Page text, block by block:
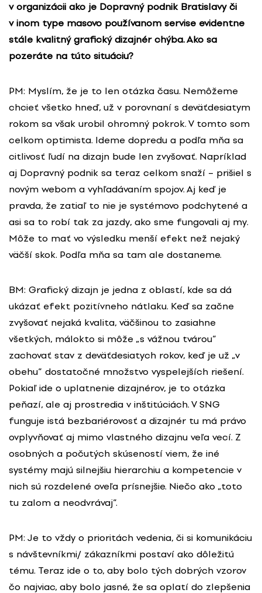
v organizácii ako je Dopravný podnik Bratislavy či
v inom type masovo používanom servise evidentne
stále kvalitný grafický dizajnér chýba. Ako sa
pozeráte na túto situáciu?
PM: Myslím, že je to len otázka času. Nemôžeme
chcieť všetko hneď, už v porovnaní s deväťdesiatym
rokom sa však urobil ohromný pokrok. V tomto som
celkom optimista. Ideme dopredu a podľa mňa sa
citlivosť ľudí na dizajn bude len zvyšovať. Napríklad
aj Dopravný podnik sa teraz celkom snaží – prišiel s
novým webom a vyhľadávaním spojov. Aj keď je
pravda, že zatiaľ to nie je systémovo podchytené a
asi sa to robí tak za jazdy, ako sme fungovali aj my.
Môže to mať vo výsledku menší efekt než nejaký
väčší skok. Podľa mňa sa tam ale dostaneme.
BM: Grafický dizajn je jedna z oblastí, kde sa dá
ukázať efekt pozitívneho nátlaku. Keď sa začne
zvyšovať nejaká kvalita, väčšinou to zasiahne
všetkých, málokto si môže „s vážnou tvárou”
zachovať stav z deväťdesiatych rokov, keď je už „v
obehu” dostatočné množstvo vyspelejších riešení.
Pokiaľ ide o uplatnenie dizajnérov, je to otázka
peňazí, ale aj prostredia v inštitúciách. V SNG
funguje istá bezbariérovosť a dizajnér tu má právo
ovplyvňovať aj mimo vlastného dizajnu veľa vecí. Z
osobných a počutých skúseností viem, že iné
systémy majú silnejšiu hierarchiu a kompetencie v
nich sú rozdelené oveľa prísnejšie. Niečo ako „toto
tu zalom a neodvrávaj”.
PM: Je to vždy o prioritách vedenia, či si komunikáciu
s návštevníkmi/ zákazníkmi postaví ako dôležitú
tému. Teraz ide o to, aby bolo tých dobrých vzorov
čo najviac, aby bolo jasné, že sa oplatí do zlepšenia